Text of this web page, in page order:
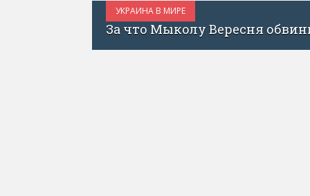
Вересня обвинили в антиукраинской